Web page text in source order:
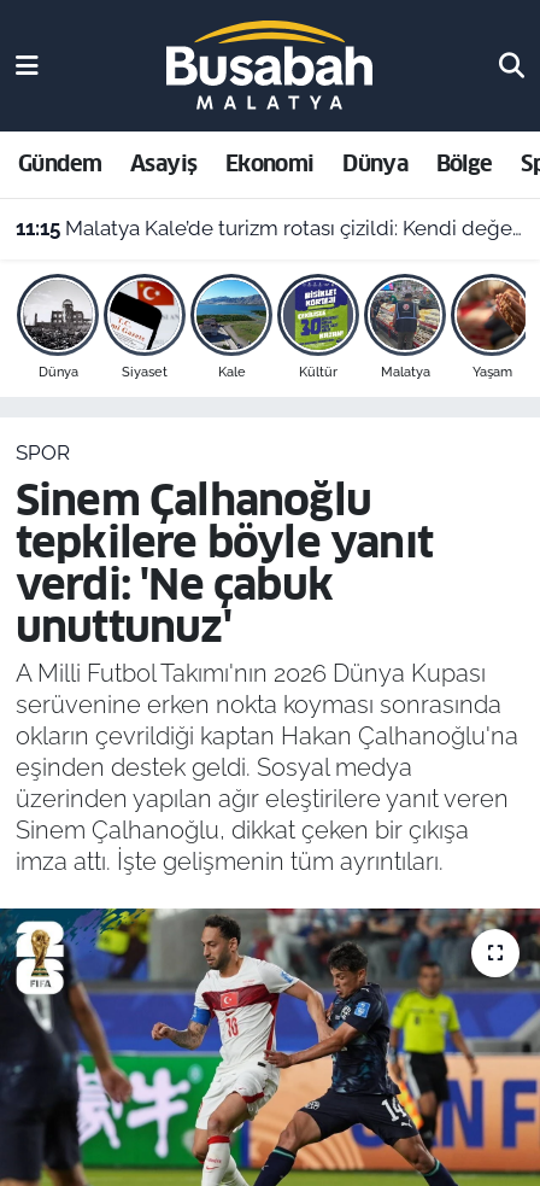
Gündem Asayiş Ekonomi Dünya Bölge
11:15 Malatya Kale’de turizm rotası çizildi: Kendi değerlerimizle büyürüz, Bodrum’a özenmeyiz!
Dünya Siyaset Kale Kültür Malatya Yaşam
SPOR
Sinem Çalhanoğlu
tepkilere böyle yanıt
verdi: 'Ne çabuk
unuttunuz'
A Milli Futbol Takımı'nın 2026 Dünya Kupası
serüvenine erken nokta koyması sonrasında
okların çevrildiği kaptan Hakan Çalhanoğlu'na
eşinden destek geldi. Sosyal medya
üzerinden yapılan ağır eleştirilere yanıt veren
Sinem Çalhanoğlu, dikkat çeken bir çıkışa
imza attı. İşte gelişmenin tüm ayrıntıları.
Asayiş
Ekonomi
Dünya
Bölge
Resmi İlanlar
Malatya Nöbetçi Eczaneler
Malatya Hava Durumu
Malatya Namaz Vakitleri
Malatya Trafik Yoğunluk Haritası
Süper Lig Puan Durumu ve Fikstür
Son Dakika Haberleri
Haber Arşivi